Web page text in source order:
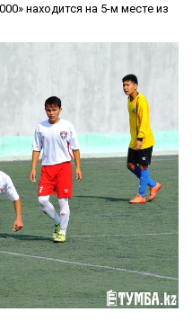
находится на 5-м месте из